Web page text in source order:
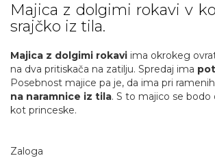
Majica z dolgimi rokavi v
srajčko iz tila.
Majica z dolgimi rokavi ima okrokeg
na dva pritiskača na zatilju. Spredaj ima
Posebnost majice pa je, da ima pri
na naramnice iz tila. S to majico se
kot princeske.
Zaloga